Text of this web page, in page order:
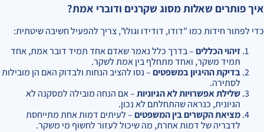
איך פותרים שאלות מסוג שקרנים ודוברי אמת?
כדי לפתור חידות כמו "דודו, דודידו וגולו", צריך להפעיל חשיבה שיטתית:
זיהוי הכללים– בדרך כלל נאמר שאדם אחד תמיד דובר אמת, אחד
תמיד משקר, ואחד מתחלף בין אמת לשקר.
בדיקת ההיגיון במשפטים– נסו להציב הנחות ולבדוק האם הן מובילות
לסתירה.
שלילת אפשרויות לא הגיוניות– אם הנחה מובילה למסקנה לא
הגיונית, כנראה שהתחלתם לא נכון.
מציאת הקשרים בין המשפטים– לעיתים דמות אחת מתייחסת
לדבריה של דמות אחרת, מה שיכול לעזור לחשוף מי משקר.